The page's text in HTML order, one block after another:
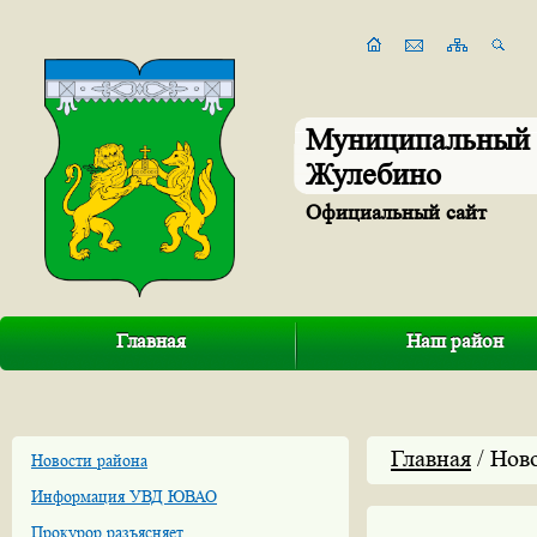
Муниципальный
Жулебино
Официальный сайт
Главная Наш район
Новости района
Информация УВД ЮВАО
Прокурор разъясняет
Главная /